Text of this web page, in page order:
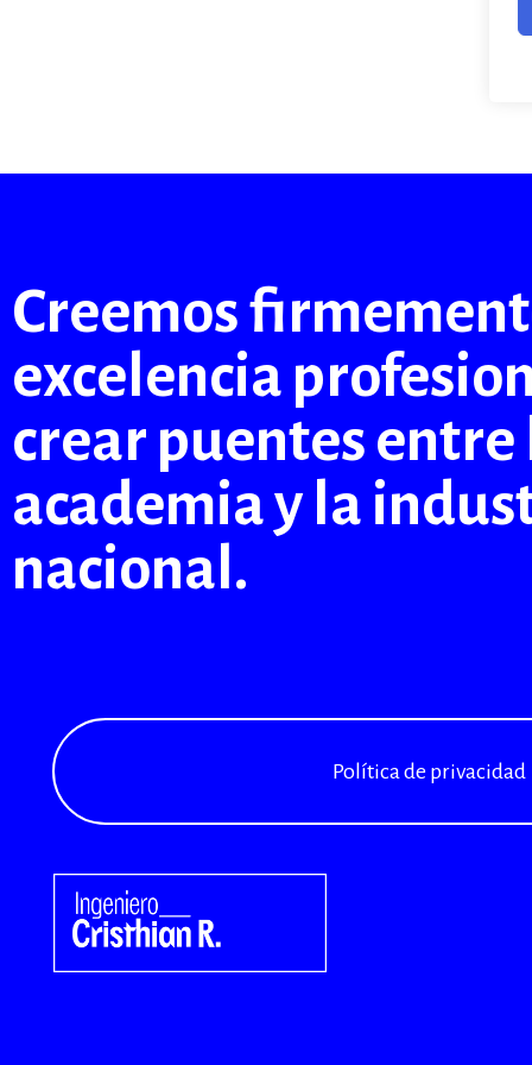
Creemos
excelencia
crear puentes entre
academia y la
nacional.
Política de privacidad